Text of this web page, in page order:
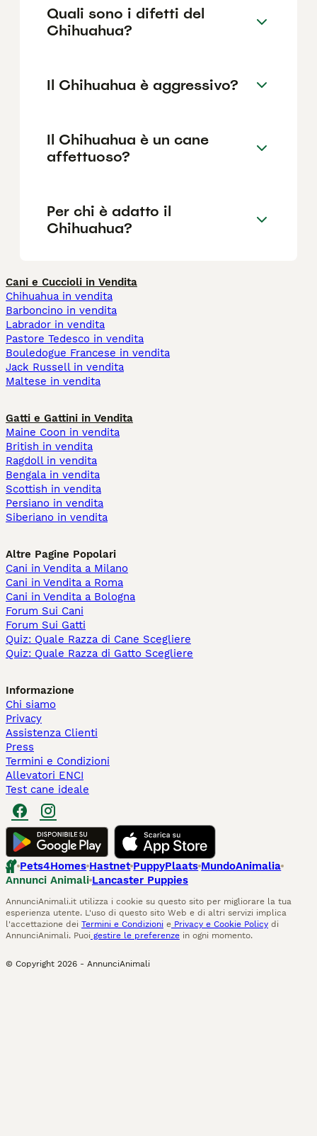
Quali sono i difetti del
Chihuahua?
Il Chihuahua è aggressivo?
Il Chihuahua è un cane
affettuoso?
Per chi è adatto il
Chihuahua?
Cani e Cuccioli in Vendita
Chihuahua in vendita
Barboncino in vendita
Labrador in vendita
Pastore Tedesco in vendita
Bouledogue Francese in vendita
Jack Russell in vendita
Maltese in vendita
Gatti e Gattini in Vendita
Maine Coon in vendita
British in vendita
Ragdoll in vendita
Bengala in vendita
Scottish in vendita
Persiano in vendita
Siberiano in vendita
Altre Pagine Popolari
Cani in Vendita a Milano
Cani in Vendita a Roma
Cani in Vendita a Bologna
Forum Sui Cani
Forum Sui Gatti
Quiz: Quale Razza di Cane Scegliere
Quiz: Quale Razza di Gatto Scegliere
Informazione
Chi siamo
Privacy
Assistenza Clienti
Press
Termini e Condizioni
Allevatori ENCI
Test cane ideale
Pets4Homes Hastnet PuppyPlaats MundoAnimalia
Annunci Animali Lancaster Puppies
AnnunciAnimali.it utilizza i cookie su questo sito per migliorare la tua
esperienza utente. L'uso di questo sito Web e di altri servizi implica
l'accettazione dei Termini e Condizioni e Privacy e Cookie Policy di
AnnunciAnimali. Puoi gestire le preferenze in ogni momento.
© Copyright 2026 - AnnunciAnimali